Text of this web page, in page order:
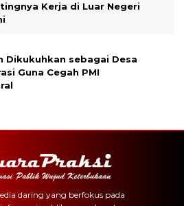
Kerja di Luar Negeri
Dikukuhkan sebagai Desa
Guna Cegah PMI
daring yang berfokus pada